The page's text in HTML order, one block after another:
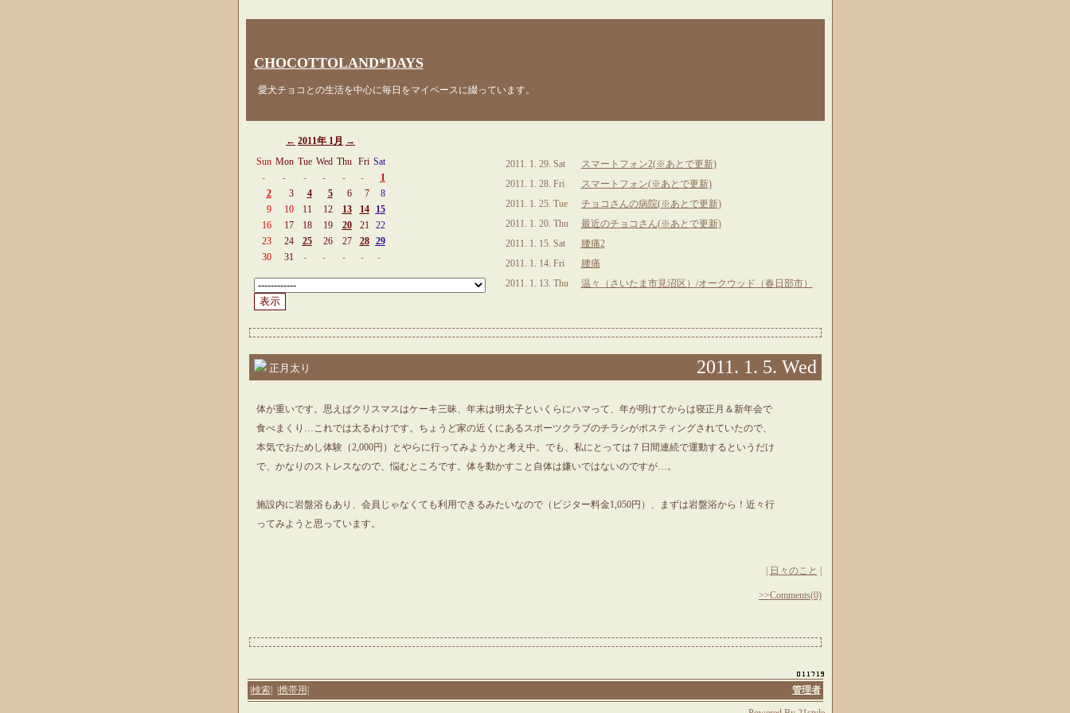
CHOCOTTOLAND*DAYS
愛犬チョコとの生活を中心に毎日をマイペースに綴っています。
← 2011年 1月 →
Sun Mon Tue Wed Thu Fri Sat
-
- - - - -
1
2
3 4 5 6 7
8
9
10 11 12 13 14
15
16
17 18 19 20 21
22
23
24 25 26 27 28
29
30
31 - - - - -
2011. 1. 29. Sat
スマートフォン2(※あとで更新)
2011. 1. 28. Fri
スマートフォン(※あとで更新)
2011. 1. 25. Tue
チョコさんの病院(※あとで更新)
2011. 1. 20. Thu
最近のチョコさん(※あとで更新)
2011. 1. 15. Sat
腰痛2
2011. 1. 14. Fri
腰痛
2011. 1. 13. Thu
温々（さいたま市見沼区）/オークウッド（春日部市）
正月太り 2011. 1. 5. Wed
体が重いです。思えばクリスマスはケーキ三昧、年末は明太子といくらにハマって、年が明けてからは寝正月＆新年会で
食べまくり…これでは太るわけです。ちょうど家の近くにあるスポーツクラブのチラシがポスティングされていたので、
本気でおためし体験（2,000円）とやらに行ってみようかと考え中。でも、私にとっては７日間連続で運動するというだけ
で、かなりのストレスなので、悩むところです。体を動かすこと自体は嫌いではないのですが…。
施設内に岩盤浴もあり、会員じゃなくても利用できるみたいなので（ビジター料金1,050円）、まずは岩盤浴から！近々行
ってみようと思っています。
日々のこと
>>Comments(0)
|検索| |携帯用| 管理者